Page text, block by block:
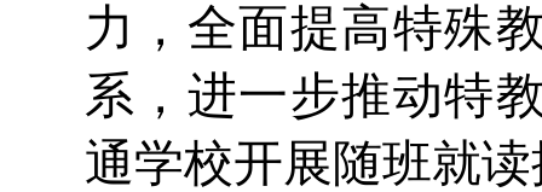
力，全面提高特殊
系，进一步推动特
通学校开展随班就